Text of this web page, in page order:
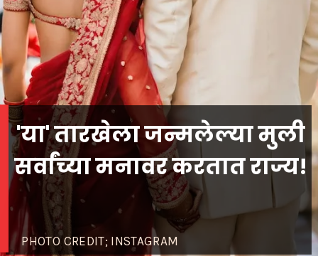
PHOTO CREDIT; INSTAGRAM
'या' तारखेला जन्मलेल्या मुली
सर्वांच्या मनावर करतात राज्य!